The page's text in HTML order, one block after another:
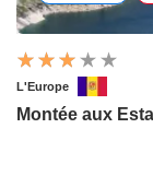
L'Europe
Montée aux